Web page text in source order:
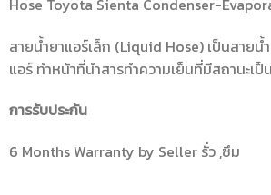
Hose Toyota Sienta Condenser-
สายน้ำยาแอร์เล็ก (Liquid Hose) เป็นสาย
แอร์ ทำหน้าที่นำสารทำความเย็นที่มีสถานะเ
การรับประกัน
6 Months Warranty by Seller รั่ว ,ซึม